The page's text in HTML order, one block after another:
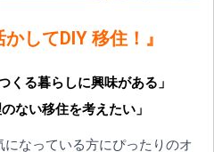
してDIY 移住！』
くる暮らしに興味がある」
ない移住を考えたい」
なっている方にぴったりのオ